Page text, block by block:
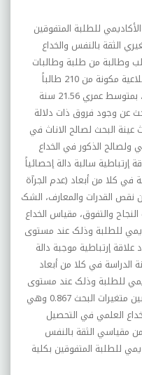
للطلبة المتفوقين
الثقة بالنفس والخداع
وتکونت عينة البحث من 300 طالب وطالبة من طلبة وطالبات
کلية التربية موزعين کما يلي: عينة استطلاعية مکونة من 210 طالباً
وطالبةً، و90 طالباً وطالبةً عينة أساسية، بمتوسط عمري 21.56 سنة
نتائج البحث عن وجود فروق ذات دلالة
البحث لصالح الاناث في
ولصالح الذکور في الخداع
إرتباطية سالبة دالة إحصائياً
کلا من أبعاد (عدم الجرآة
نقص القدرات والمعارف، الشک
والتفوق، مقياس الخداع
للطلبة وذلک عند مستوى
علاقة إرتباطية موجبة دالة
الدراسة في کلا من أبعاد
للطلبة وذلک عند مستوى
دلالة 0.01، في حين بلغ معامل التحديد بين متغيرات البحث 0.867 وهي
العلمي في التحصيل
مقياسي الثقة بالنفس
للطلبة المتفوقين بکلية